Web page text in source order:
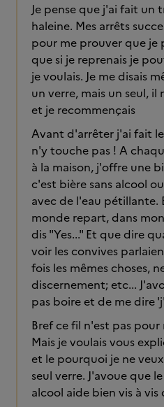
Je pense que j'ai fait un
haleine. Mes arrêts
pour me prouver que je
que si je reprenais je
je voulais. Je me disais
un verre, mais un seul,
et je recommençais
Avant d'arrêter j'ai fait
n'y touche pas ! A
à la maison, j'offre une
c'est bière sans alcool
avec de l'eau
monde repart, dans
dis "Yes..." Et que dire
voir les convives
fois les mêmes choses,
discernement; etc...
pas boire et de me dire
Bref ce fil n'est pas
Mais je voulais vous
et le pourquoi je ne
seul verre. J'avoue que
alcool aide bien vis à vis